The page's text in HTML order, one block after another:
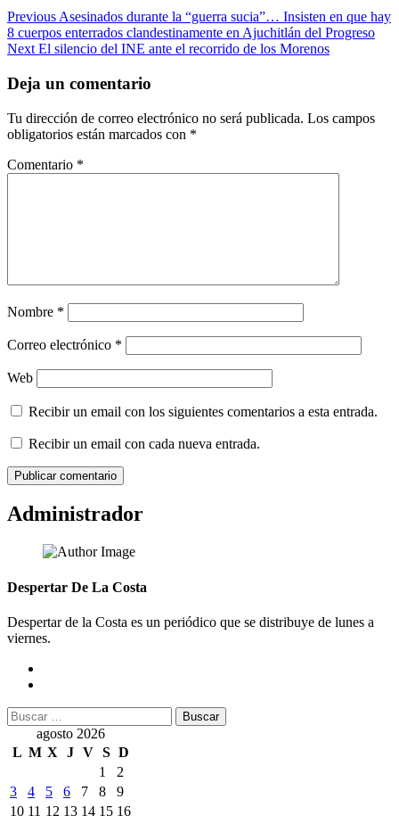
Post
navigation
Previous Asesinados durante la “guerra sucia”… Insisten en que hay
8 cuerpos enterrados clandestinamente en Ajuchitlán del Progreso
Next El silencio del INE ante el recorrido de los Morenos
Deja un comentario
Tu dirección de correo electrónico no será publicada. Los campos
obligatorios están marcados con *
Comentario *
Nombre *
Correo electrónico *
Web
Recibir un email con los siguientes comentarios a esta entrada.
Recibir un email con cada nueva entrada.
Administrador
Despertar De La Costa
Despertar de la Costa es un periódico que se distribuye de lunes a
viernes.
Buscar:
agosto 2026
L M X J V S D
1
2
3
4 5 6 7 8
9
10 11 12 13 14 15 16